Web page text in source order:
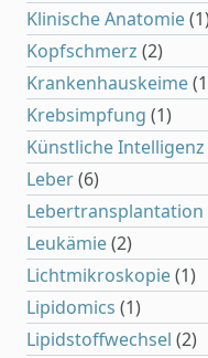
Klinische Anatomie
Kopfschmerz (2)
Krankenhauskeime
Krebsimpfung (1)
Künstliche Intelligenz
Leber(6)
Lebertransplantation
Leukämie(2)
Lichtmikroskopie(1)
Lipidomics (1)
Lipidstoffwechsel (2)